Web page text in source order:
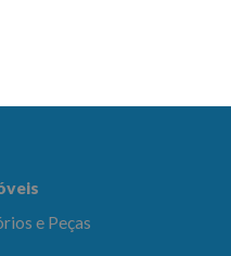
e Peças